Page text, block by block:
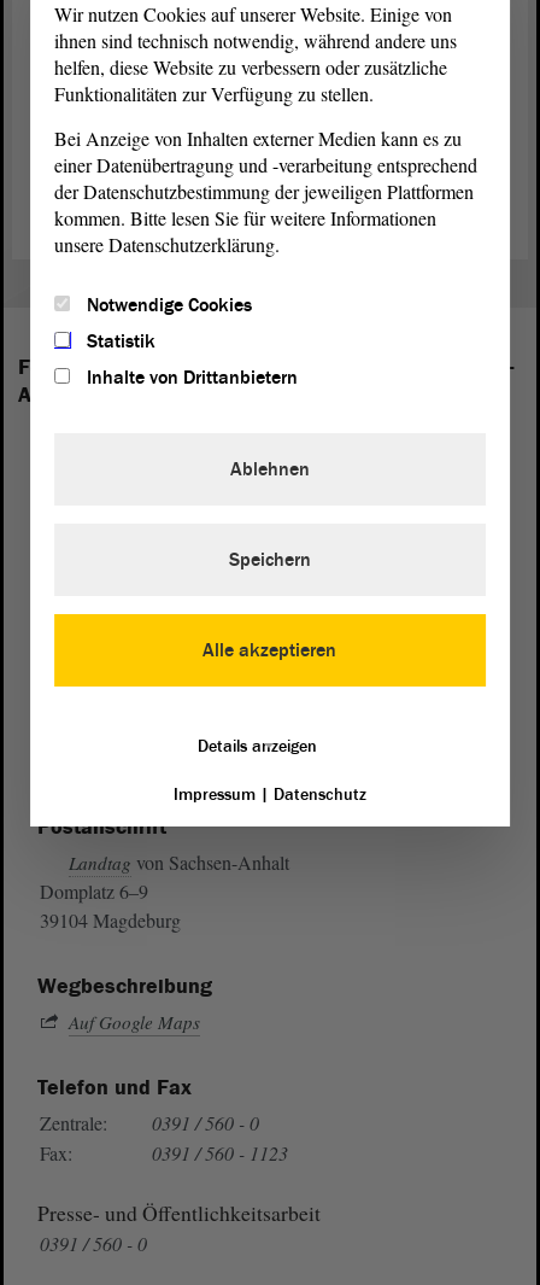
Mathematiker Max Privorozki
(Halle/Saale) für seinen jahrzehntelangen Einsatz für jüdisches
Leben, für interreligiösen Dialog und für die Bekämpfung von
Antisemitismus und Radsportlegende Täve Schur (Biederitz, OT
Heyrothsberge) für seine Verdienste um den Sport, für sein
motivierendes Engagement zur Förderung des Nachwuchses und für
seine bis heute bestehende Vorbildwirkung. (Quelle: Staatskanzlei
LSA)
Folgende Fraktionen sind im Landtag von Sachsen-
Anhalt vertreten:
Postanschrift
Landtag von Sachsen-Anhalt
Domplatz 6–9
39104 Magdeburg
Wegbeschreibung
Auf Google Maps
Telefon und Fax
Zentrale:
0391 / 560 - 0
Fax:
0391 / 560 - 1123
Presse- und Öffentlichkeitsarbeit
0391 / 560 - 0
Wir nutzen Cookies auf unserer Website. Einige von
ihnen sind technisch notwendig, während andere uns
helfen, diese Website zu verbessern oder zusätzliche
Funktionalitäten zur Verfügung zu stellen.
Bei Anzeige von Inhalten externer Medien kann es zu
einer Datenübertragung und -verarbeitung entsprechend
der Datenschutzbestimmung der jeweiligen Plattformen
kommen. Bitte lesen Sie für weitere Informationen
unsere Datenschutzerklärung.
Notwendige Cookies
Statistik
Inhalte von Drittanbietern
Alle akzeptieren
Ablehnen
Speichern
Details anzeigen
Impressum| Datenschutz